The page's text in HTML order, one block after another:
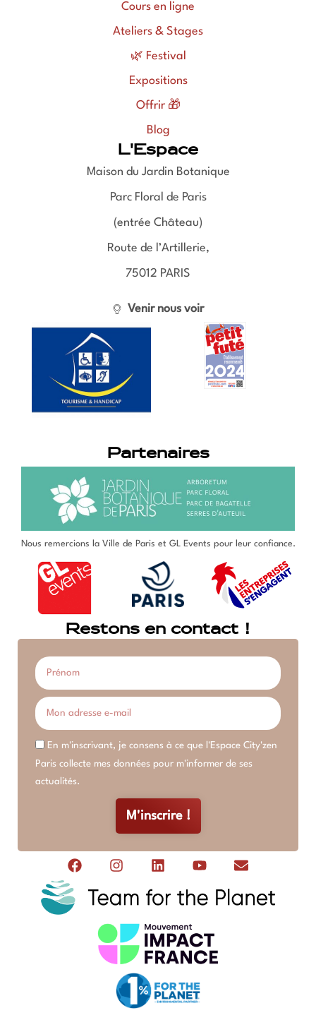
Cours en ligne
Ateliers & Stages
🌿 Festival
Expositions
Offrir 🎁
Blog
L'Espace
Maison du Jardin Botanique
Parc Floral de Paris
(entrée Château)
Route de l’Artillerie,
75012 PARIS
Venir nous voir
Partenaires
Nous remercions la Ville de Paris et GL Events pour leur confiance.
Restons en contact !
En m'inscrivant, je consens à ce que l'Espace City'zen
Paris collecte mes données pour m'informer de ses
actualités.
M'inscrire !